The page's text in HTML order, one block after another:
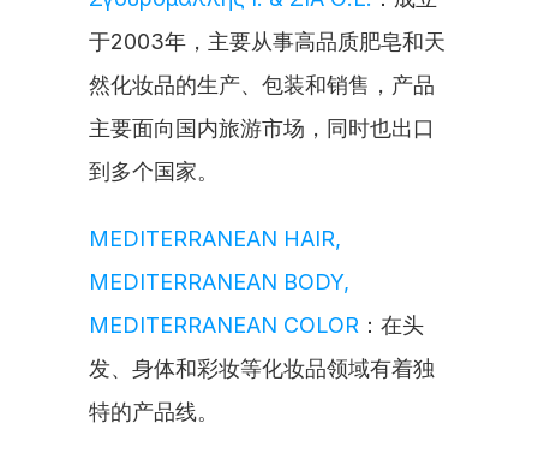
于2003年，主要从事高品质肥皂和天
然化妆品的生产、包装和销售，产品
主要面向国内旅游市场，同时也出口
到多个国家。
MEDITERRANEAN HAIR,
MEDITERRANEAN BODY,
MEDITERRANEAN COLOR ：在头
发、身体和彩妆等化妆品领域有着独
特的产品线。